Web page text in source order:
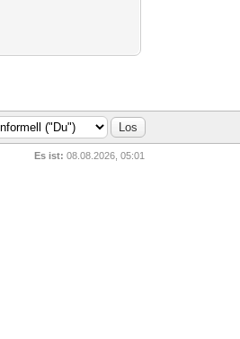
Es ist: 08.08.2026, 05:01